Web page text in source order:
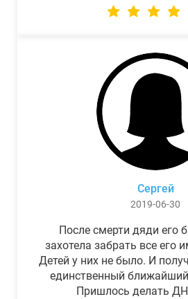
Сергей
2019-06-30
После смерти дяди его
захотела забрать все его
Детей у них не было. И
единственный
Пришлось делать